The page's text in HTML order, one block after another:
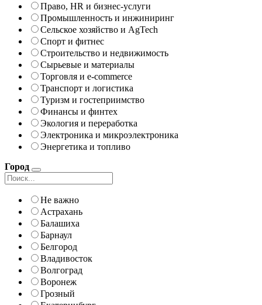
Право, HR и бизнес-услуги
Промышленность и инжиниринг
Сельское хозяйство и AgTech
Спорт и фитнес
Строительство и недвижимость
Сырьевые и материалы
Торговля и e-commerce
Транспорт и логистика
Туризм и гостеприимство
Финансы и финтех
Экология и переработка
Электроника и микроэлектроника
Энергетика и топливо
Город
Не важно
Астрахань
Балашиха
Барнаул
Белгород
Владивосток
Волгоград
Воронеж
Грозный